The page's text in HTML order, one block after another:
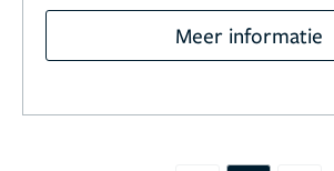
Meer informatie